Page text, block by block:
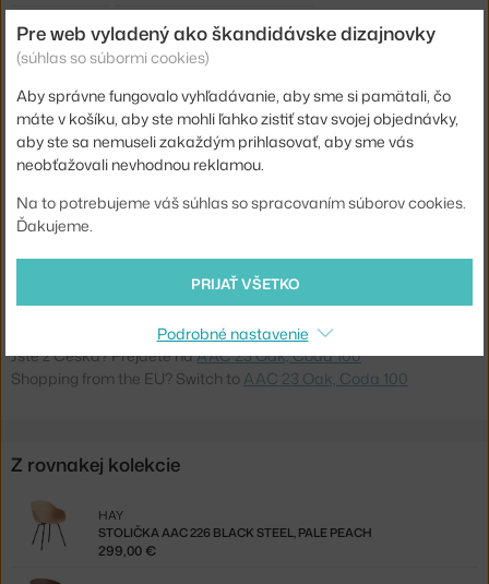
Hĺbka:
52 cm
Šírka:
59 cm
Podrúčky:
s podrúčkami
Farba:
krémová
Materiál:
polypropylén, dubová dyha
Stohovateľné: nie
Sedák:
Kód produktu HAY-AA216-A001-AA32-01BR
Jste z Česka? Přejděte naAAC 23 Oak, Coda 100
Shopping from the EU? Switch to AAC 23 Oak, Coda 100
Z rovnakej kolekcie
STOLIČKA AAC 226 BLACK STEEL, PALE PEACH
HAY
299,00 €
Pre web vyladený ako škandidávske dizajnovky
(súhlas so súbormi cookies)
Aby správne fungovalo vyhľadávanie, aby sme si pamätali, čo
máte v košíku, aby ste mohli ľahko zistiť stav svojej objednávky,
aby ste sa nemuseli zakaždým prihlasovať, aby sme vás
neobťažovali nevhodnou reklamou.
Na to potrebujeme váš súhlas so spracovaním súborov cookies.
Ďakujeme.
PRIJAŤ VŠETKO
Podrobné nastavenie